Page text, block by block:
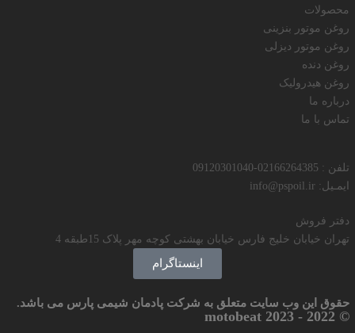
محصولات
روغن موتور بنزینی
روغن موتور دیزلی
روغن دنده
روغن هیدرولیک
درباره ما
تماس با ما
تلفن : 02166264385-09120301040
ایمـیل: info@pspoil.ir
دفتر فروش
تهران خیابان خلیج فارس خیابان بهشتی کوچه مهر پلاک 15طبقه 4
اینستاگرام
حقوق این وب سایت متعلق به شرکت پادمان شیمی پارس می باشد.
© 2022 - 2023 motobeat